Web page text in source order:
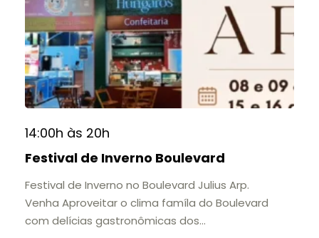
A mostra convida o público a conhecer o legado
do Colégio Anchieta por meio de documentos,
histórias e marcos que evidenciam sua
contribuição para a educação, a cultura e a
formação de gerações.
📍 Casarão Julius Arp
📅 Até 30 de setembro
11h às 17h
🎟️ Entrada gratuita.
14:00h às 20h
Festival de Inverno Boulevard
Festival de Inverno no Boulevard Julius Arp.
Venha Aproveitar o clima famíla do Boulevard
com delícias gastronômicas dos